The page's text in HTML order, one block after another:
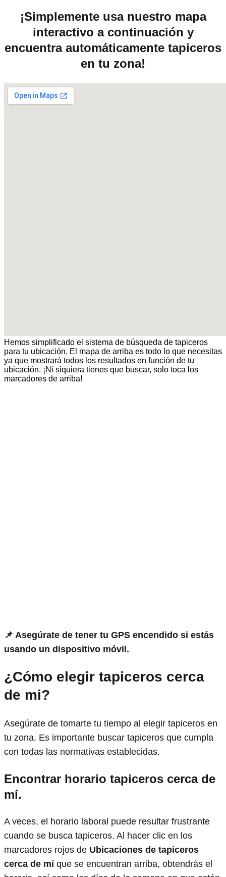
¡Simplemente usa nuestro mapa
interactivo a continuación y
encuentra automáticamente tapiceros
en tu zona!
Hemos simplificado el sistema de búsqueda de tapiceros
para tu ubicación. El mapa de arriba es todo lo que necesitas
ya que mostrará todos los resultados en función de tu
ubicación. ¡Ni siquiera tienes que buscar, solo toca los
marcadores de arriba!
📌 Asegúrate de tener tu GPS encendido si estás
usando un dispositivo móvil.
¿Cómo elegir tapiceros cerca
de mi?
Asegúrate de tomarte tu tiempo al elegir tapiceros en
tu zona. Es importante buscar tapiceros que cumpla
con todas las normativas establecidas.
Encontrar horario tapiceros cerca de
mí.
A veces, el horario laboral puede resultar frustrante
cuando se busca tapiceros. Al hacer clic en los
marcadores rojos de Ubicaciones de tapiceros
cerca de mí que se encuentran arriba, obtendrás el